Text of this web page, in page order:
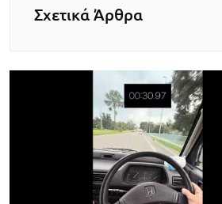
Σχετικά Άρθρα